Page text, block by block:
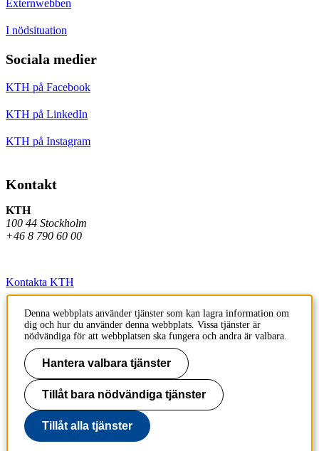
Externwebben
I nödsituation
Sociala medier
KTH på Facebook
KTH på LinkedIn
KTH på Instagram
Kontakt
KTH
100 44 Stockholm
+46 8 790 60 00
Kontakta KTH
Jobba på KTH
Press och media
Faktura och betalning KTH
Om KTH:s webbplatser
Tillgänglighetsredogörelse
Denna webbplats använder tjänster som kan lagra information om
dig och hur du använder denna webbplats. Vissa tjänster är
nödvändiga för att webbplatsen ska fungera och andra är valbara.
Hantera valbara tjänster
Tillåt bara nödvändiga tjänster
Tillåt alla tjänster